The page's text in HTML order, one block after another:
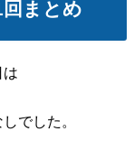
まとめ
は
でした。